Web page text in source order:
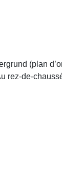
(plan
rez-de-